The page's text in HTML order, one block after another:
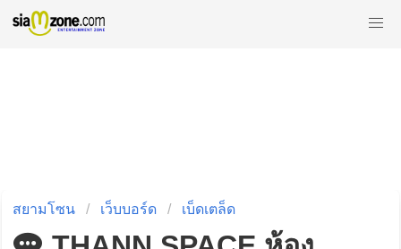
สยามโซน เว็บบอร์ด เบ็ดเตล็ด